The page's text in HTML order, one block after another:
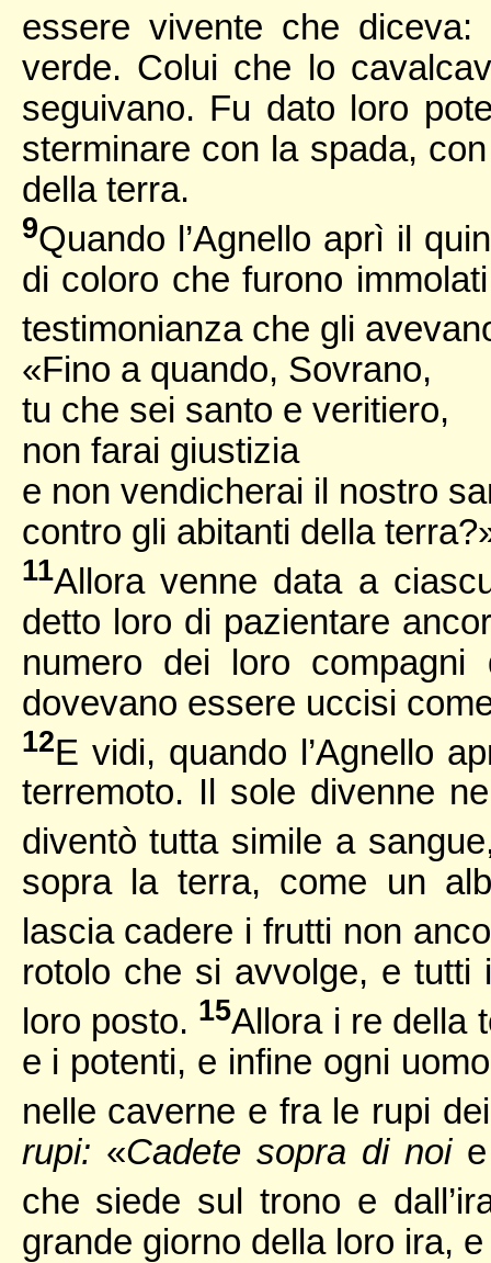
essere vivente che
verde. Colui che lo
seguivano. Fu dato loro
sterminare con la spada,
della terra.
9Quando l’Agnello aprì il
di coloro che furono
testimonianza che gli
«Fino a quando, Sovrano,
tu che sei santo e veritiero,
non farai giustizia
e non vendicherai il nostro
contro gli abitanti della
11Allora venne data a
detto loro di pazientare
numero dei loro
dovevano essere uccisi
12E vidi, quando l’Agnello
terremoto. Il sole divenne
diventò tutta simile a
sopra la terra, come un
lascia cadere i frutti non
rotolo che si avvolge, e
loro posto. 15Allora i re della
e i potenti, e infine ogni
nelle caverne e fra le rupi
rupi: «Cadete sopra di noi
che siede sul trono e
grande giorno della loro ira,